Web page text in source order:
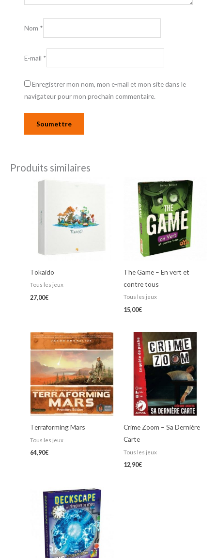
Nom *
E-mail *
Enregistrer mon nom, mon e-mail et mon site dans le
navigateur pour mon prochain commentaire.
Produits similaires
Tokaido
Tous les jeux
27,00€
The Game – En vert et
contre tous
Tous les jeux
15,00€
Terraforming Mars
Tous les jeux
64,90€
Crime Zoom – Sa Dernière
Carte
Tous les jeux
12,90€